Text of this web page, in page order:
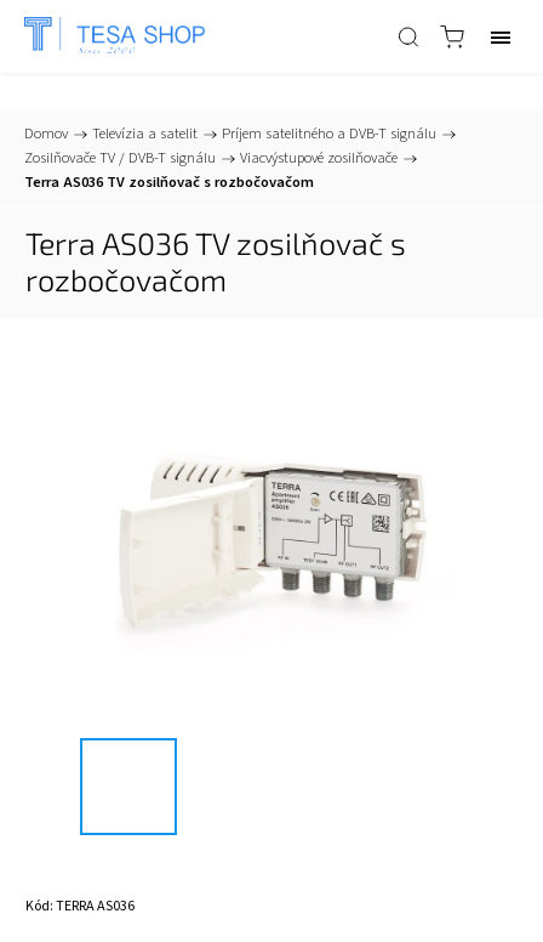
📞+421 903 553 805 info@tesa-systems.sk
Domov / Televízia a satelit / Príjem satelitného a DVB-T signálu /
Zosilňovače TV / DVB-T signálu / Viacvýstupové zosilňovače /
Terra AS036 TV zosilňovač s rozbočovačom
Terra AS036 TV zosilňovač s
rozbočovačom
Kód:TERRA AS036